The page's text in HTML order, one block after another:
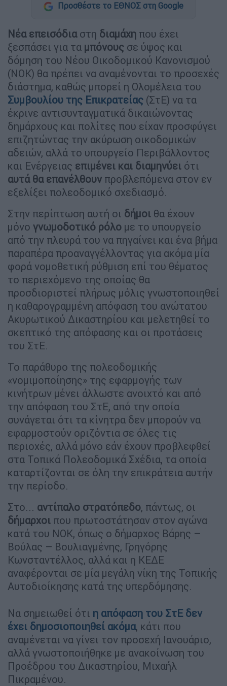
Προσθέστε το ΕΘΝΟΣ στη Google
Νέα επεισόδιαστη διαμάχη που έχει
ξεσπάσει για τα μπόνους σε ύψος και
δόμηση του Νέου Οικοδομικού Κανονισμού
(ΝΟΚ) θα πρέπει να αναμένονται το προσεχές
διάστημα, καθώς μπορεί η Ολομέλεια του
Συμβουλίου της Επικρατείας (ΣτΕ) να τα
έκρινε αντισυνταγματικά δικαιώνοντας
δημάρχους και πολίτες που είχαν προσφύγει
επιζητώντας την ακύρωση οικοδομικών
αδειών, αλλά το υπουργείο Περιβάλλοντος
και Ενέργειας επιμένει και διαμηνύει ότι
αυτά θα επανέλθουν προβλεπόμενα στον εν
εξελίξει πολεοδομικό σχεδιασμό.
Στην περίπτωση αυτή οι δήμοι θα έχουν
μόνο γνωμοδοτικό ρόλο με το υπουργείο
από την πλευρά του να πηγαίνει και ένα βήμα
παραπέρα προαναγγέλλοντας για ακόμα μία
φορά νομοθετική ρύθμιση επί του θέματος
το περιεχόμενο της οποίας θα
προσδιοριστεί πλήρως μόλις γνωστοποιηθεί
η καθαρογραμμένη απόφαση του ανώτατου
Ακυρωτικού Δικαστηρίου και μελετηθεί το
σκεπτικό της απόφασης και οι προτάσεις
του ΣτΕ.
Το παράθυρο της πολεοδομικής
«νομιμοποίησης» της εφαρμογής των
κινήτρων μένει άλλωστε ανοιχτό και από
την απόφαση του ΣτΕ, από την οποία
συνάγεται ότι τα κίνητρα δεν μπορούν να
εφαρμοστούν οριζόντια σε όλες τις
περιοχές, αλλά μόνο εάν έχουν προβλεφθεί
στα Τοπικά Πολεοδομικά Σχέδια, τα οποία
καταρτίζονται σε όλη την επικράτεια αυτήν
την περίοδο.
Στο... αντίπαλο στρατόπεδο, πάντως, οι
δήμαρχοι που πρωτοστάτησαν στον αγώνα
κατά του ΝΟΚ, όπως ο δήμαρχος Βάρης –
Βούλας – Βουλιαγμένης, Γρηγόρης
Κωνσταντέλλος, αλλά και η ΚΕΔΕ
αναφέρονται σε μία μεγάλη νίκη της Τοπικής
Αυτοδιοίκησης κατά της υπερδόμησης.
Να σημειωθεί ότι η απόφαση του ΣτΕ δεν
έχει δημοσιοποιηθεί ακόμα, κάτι που
αναμένεται να γίνει τον προσεχή Ιανουάριο,
αλλά γνωστοποιήθηκε με ανακοίνωση του
Προέδρου του Δικαστηρίου, Μιχαήλ
Πικραμένου.